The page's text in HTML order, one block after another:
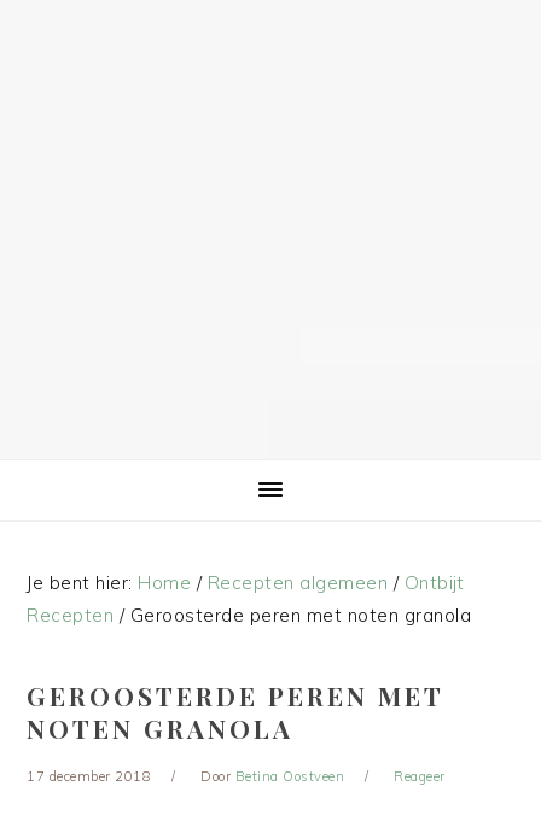
Je bent hier: Home / Recepten algemeen / Ontbijt
Recepten /Geroosterde peren met noten granola
GEROOSTERDE PEREN MET
NOTEN GRANOLA
17 december 2018 Door Betina Oostveen Reageer